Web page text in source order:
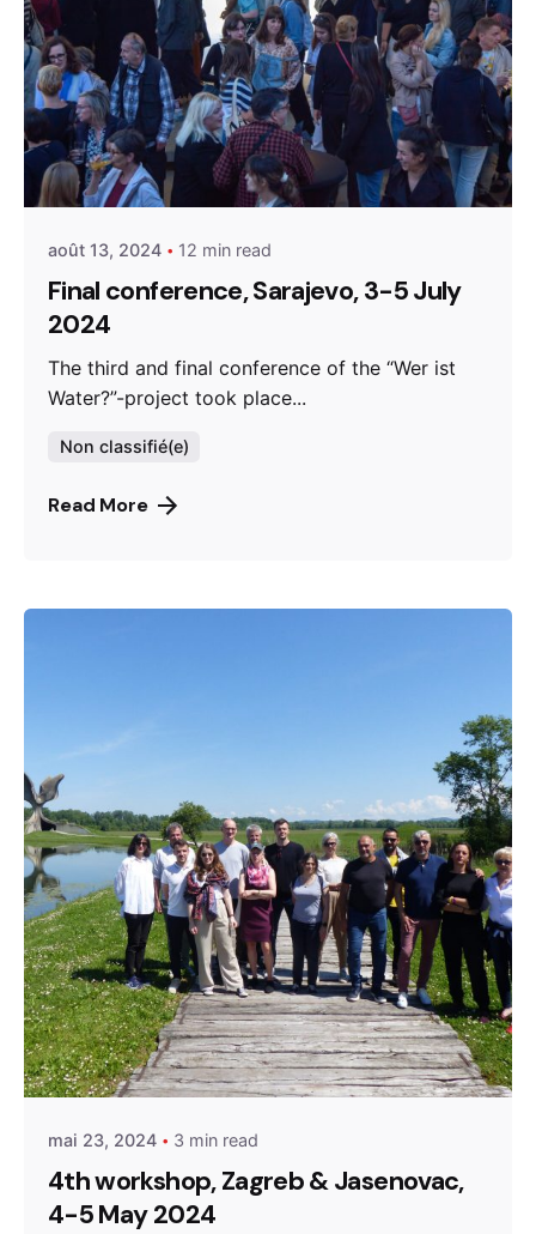
Posted by
admin
août 13, 2024 12 min read
Final conference, Sarajevo, 3-5 July
2024
The third and final conference of the “Wer ist
Water?”-project took place...
Non classifié(e)
Read More
Posted by
admin
mai 23, 2024 3 min read
4th workshop, Zagreb & Jasenovac,
4-5 May 2024